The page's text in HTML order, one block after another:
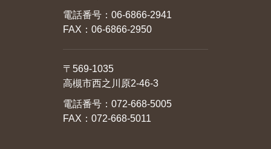
電話番号： 06-6866-2941
FAX：06-6866-2950
〒569-1035
高槻市西之川原2-46-3
電話番号： 072-668-5005
FAX：072-668-5011